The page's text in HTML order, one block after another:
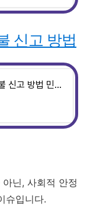
신고 방법
최저임금법 위반 임금 체불 신고 방법 민원 신청 신고하는 법
닌, 사회적 안정
슈입니다.